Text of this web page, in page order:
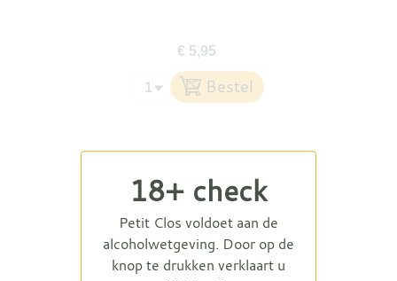
€ 5,95
18+ check
Petit Clos voldoet aan de
alcoholwetgeving. Door op de
knop te drukken verklaart u